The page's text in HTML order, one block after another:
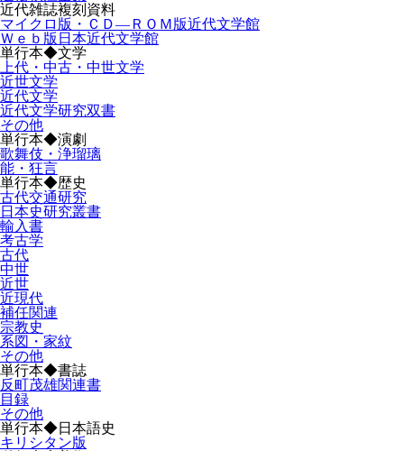
近代雑誌複刻資料
マイクロ版・ＣＤ―ＲＯＭ版近代文学館
Ｗｅｂ版日本近代文学館
単行本◆文学
上代・中古・中世文学
近世文学
近代文学
近代文学研究双書
その他
単行本◆演劇
歌舞伎・浄瑠璃
能・狂言
単行本◆歴史
古代交通研究
日本史研究叢書
輸入書
考古学
古代
中世
近世
近現代
補任関連
宗教史
系図・家紋
その他
単行本◆書誌
反町茂雄関連書
目録
その他
単行本◆日本語史
キリシタン版